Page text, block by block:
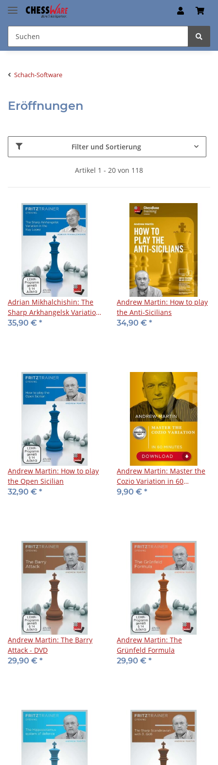
Schach-Software
Eröffnungen
Filter und Sortierung
Artikel 1 - 20 von 118
Adrian Mikhalchishin: The
Sharp Arkhangelsk Variation
in the Ruy Lopez
35,90 € *
Andrew Martin: How to play
the Anti-Sicilians
34,90 € *
Andrew Martin: How to play
the Open Sicilian
32,90 € *
Andrew Martin: Master the
Cozio Variation in 60
Minutes
9,90 € *
Andrew Martin: The Barry
Attack - DVD
29,90 € *
Andrew Martin: The
Grünfeld Formula
29,90 € *